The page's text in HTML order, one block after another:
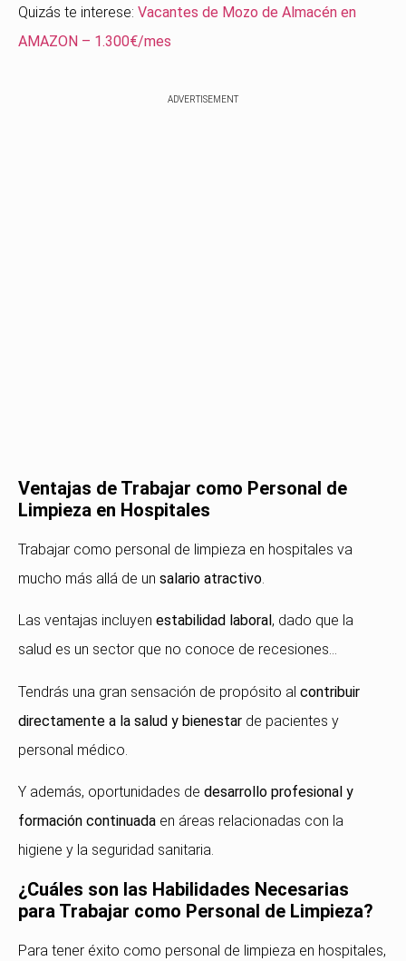
Quizás te interese: Vacantes de Mozo de Almacén en
AMAZON – 1.300€/mes
ADVERTISEMENT
Ventajas de Trabajar como Personal de
Limpieza en Hospitales
Trabajar como personal de limpieza en hospitales va
mucho más allá de un salario atractivo.
Las ventajas incluyen estabilidad laboral , dado que la
salud es un sector que no conoce de recesiones…
Tendrás una gran sensación de propósito al contribuir
directamente a la salud y bienestar de pacientes y
personal médico.
Y además, oportunidades de desarrollo profesional y
formación continuada en áreas relacionadas con la
higiene y la seguridad sanitaria.
¿Cuáles son las Habilidades Necesarias
para Trabajar como Personal de Limpieza?
Para tener éxito como personal de limpieza en hospitales,